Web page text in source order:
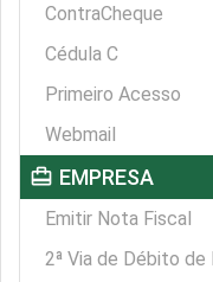
ContraCheque
Cédula C
Primeiro Acesso
Webmail
card_travel EMPRESA
Emitir Nota Fiscal
2ª Via de Débito de